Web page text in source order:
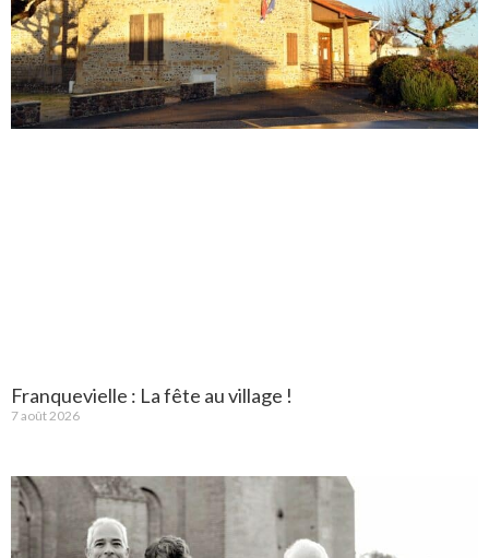
Franquevielle : La fête au village !
7 août 2026